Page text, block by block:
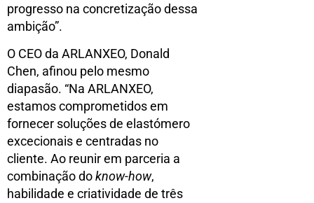
progresso na concretização dessa
ambição”.
O CEO da ARLANXEO, Donald
Chen, afinou pelo mesmo
diapasão. “Na ARLANXEO,
estamos comprometidos em
fornecer soluções de elastómero
excecionais e centradas no
cliente. Ao reunir em parceria a
combinação doknow-how,
habilidade e criatividade de três